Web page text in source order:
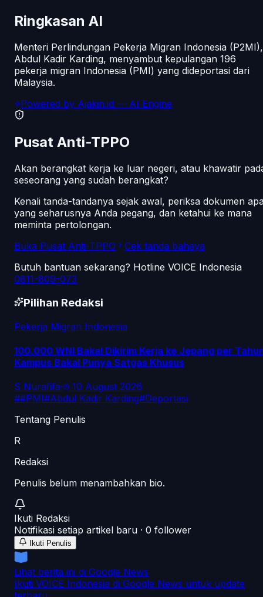
Ringkasan AI
Menteri Perlindungan Pekerja Migran Indonesia (P2MI),
Abdul Kadir Karding, menyambut kepulangan 196
pekerja migran Indonesia (PMI) yang dideportasi dari
Malaysia.
Powered by Ajakin.id — AI Engine
Pusat Anti-TPPO
Akan berangkat kerja ke luar negeri, atau khawatir
seseorang yang sudah berangkat?
Kenali tanda-tandanya sejak awal, periksa dokumen
yang seharusnya Anda pegang, dan ketahui ke mana
meminta pertolongan.
Buka Pusat Anti-TPPO
Cek tanda bahaya
Butuh bantuan sekarang? Hotline VOICE Indonesia
0811-809-073
Pilihan Redaksi
Pekerja Migran Indonesia
100.000 WNI Bakal Dikirim Kerja ke Jepang per
Kampus Bakal Punya Satgas Khusus
S Nurafifa·
10 August 2026
##PMI#Abdul Kadir Karding#Deportasi
Tentang Penulis
R
Redaksi
Penulis belum menambahkan bio.
Ikuti Redaksi
Notifikasi setiap artikel baru · 0 follower
Ikuti Penulis
Lihat berita ini di Google News
Ikuti VOICE Indonesia di Google News untuk update